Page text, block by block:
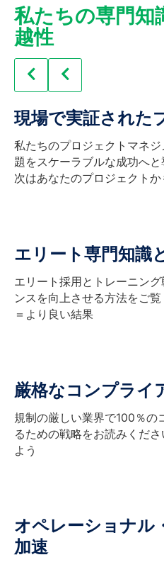
私たちの専門知
越性
現場で実証された
私たちのプロジェクトマネ
題をスケーラブルな成功へと
次はあなたのプロジェクトか
エリート専門知識
エリート採用とトレーニン
ンスを向上させる方法をご
＝より良い結果
厳格なコンプライ
規制の厳しい業界で100％の
るための戦略をお読みくだ
よう
オペレーショナル
加速